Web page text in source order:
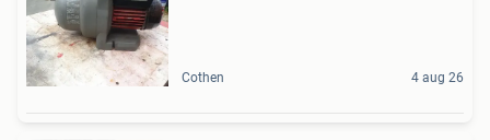
Cothen 4 aug 26